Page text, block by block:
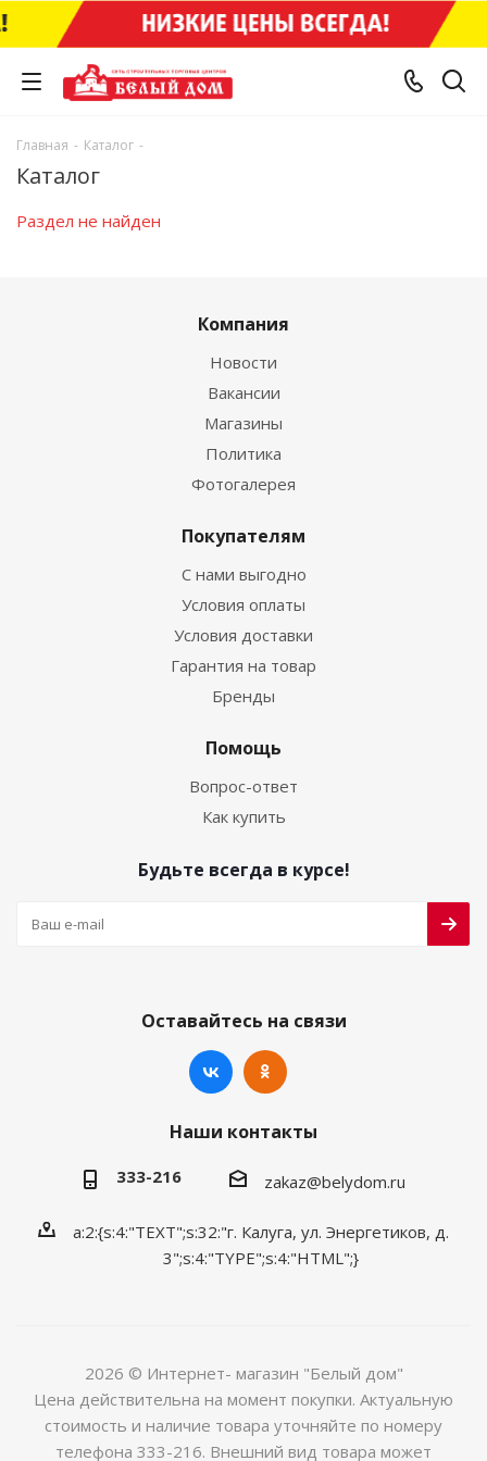
Главная - Каталог -
Каталог
Раздел не найден
Компания
Новости
Вакансии
Магазины
Политика
Фотогалерея
Покупателям
С нами выгодно
Условия оплаты
Условия доставки
Гарантия на товар
Бренды
Помощь
Вопрос-ответ
Как купить
Будьте всегда в курсе!
Оставайтесь на связи
Наши контакты
333-216 zakaz@belydom.ru
a:2:{s:4:"TEXT";s:32:"г. Калуга, ул. Энергетиков, д.
3";s:4:"TYPE";s:4:"HTML";}
2026 © Интернет- магазин "Белый дом"
Цена действительна на момент покупки. Актуальную
стоимость и наличие товара уточняйте по номеру
телефона 333-216. Внешний вид товара может